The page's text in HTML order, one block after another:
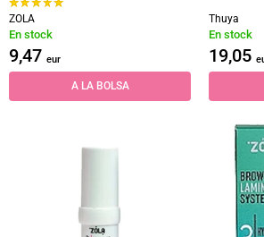
ZOLA
En stock
9,47 eur
A LA BOLSA
Thuya
En stock
19,05